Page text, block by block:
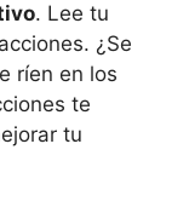
. Lee tu
¿Se
ríen en​ los
te
tu